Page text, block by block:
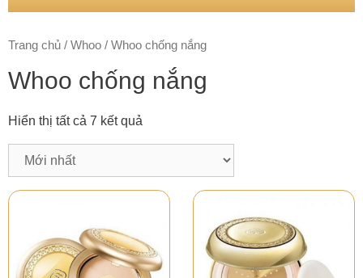
Trang chủ / Whoo / Whoo chống nắng
Whoo chống nắng
Hiển thị tất cả 7 kết quả